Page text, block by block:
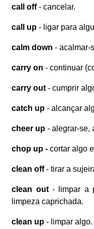
call off- cancelar.
call up - ligar para
calm down- acalmar-
carry on - continuar
carry out - cumprir
catch up- alcançar
cheer up - alegrar-se,
chop up - cortar algo
clean off- tirar a
clean out- limpar a
limpeza caprichada.
clean up - limpar algo.